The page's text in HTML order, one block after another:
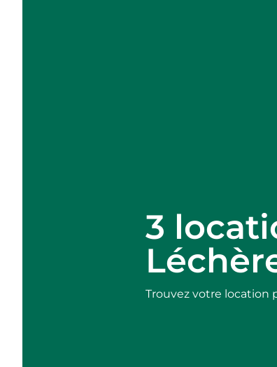
3
Trouvez votre location